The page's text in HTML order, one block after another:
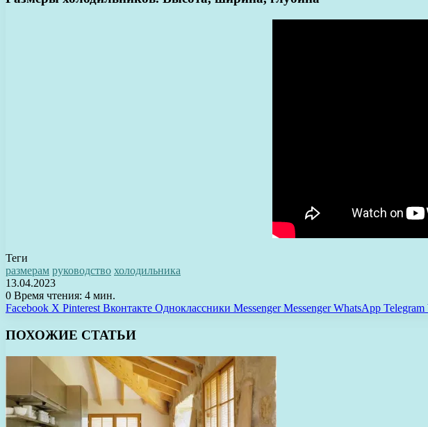
Теги
размерам руководство холодильника
13.04.2023
0 Время чтения: 4 мин.
Facebook X Pinterest Вконтакте Одноклассники Messenger Messenger WhatsApp Telegram
ПОХОЖИЕ СТАТЬИ